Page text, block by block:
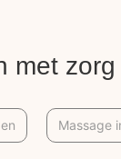
met zorg
Massage